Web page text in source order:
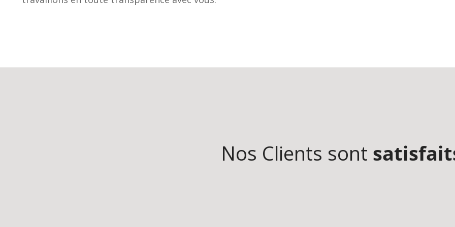
Nos Clients sont